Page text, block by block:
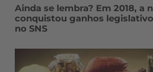
Ainda se lembra? Em 2018, a
conquistou ganhos
no SNS